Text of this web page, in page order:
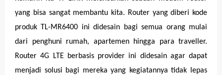
yang bisa sangat membantu kita. Router yang diberi kode
produk TL-MR6400 ini didesain bagi semua orang mulai
dari penghuni rumah, apartemen hingga para traveller.
Router 4G LTE berbasis provider ini didesain agar dapat
menjadi solusi bagi mereka yang kegiatannya tidak lepas